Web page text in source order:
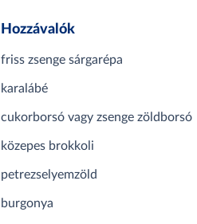
Hozzávalók
friss zsenge sárgarépa
karalábé
cukorborsó vagy zsenge zöldborsó
közepes brokkoli
petrezselyemzöld
burgonya